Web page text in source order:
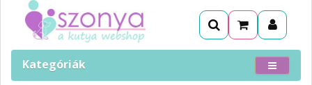
Kategóriák